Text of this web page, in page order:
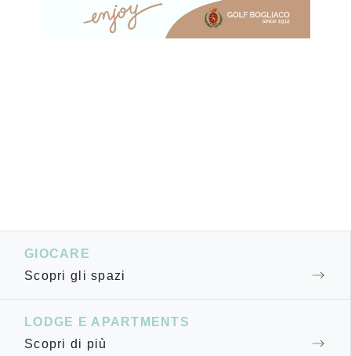
GIOCARE
Scopri gli spazi
LODGE E APARTMENTS
Scopri di più